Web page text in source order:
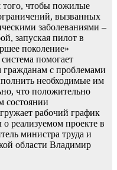
того, чтобы пожилые
вызванных
заболеваниями –
запуская пилот в
поколение»
помогает
с проблемами
необходимые им
что положительно
состоянии
рабочий график
о реализуемом проекте в
министра труда и
области Владимир